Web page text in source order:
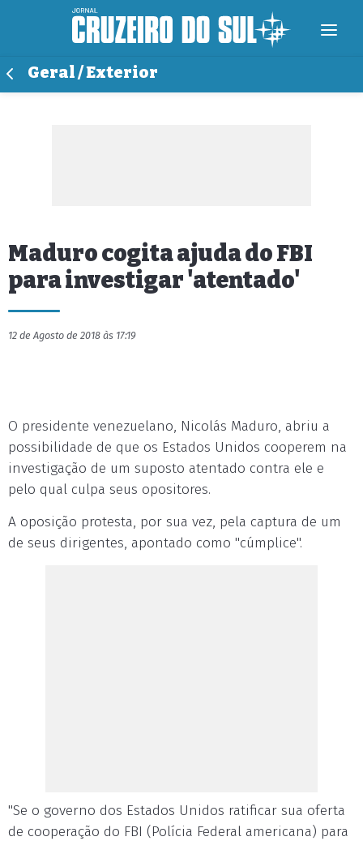
Geral / Exterior
Maduro cogita ajuda do FBI
para investigar 'atentado'
12 de Agosto de 2018 às 17:19
O presidente venezuelano, Nicolás Maduro, abriu a
possibilidade de que os Estados Unidos cooperem na
investigação de um suposto atentado contra ele e
pelo qual culpa seus opositores.
A oposição protesta, por sua vez, pela captura de um
de seus dirigentes, apontado como "cúmplice".
"Se o governo dos Estados Unidos ratificar sua oferta
de cooperação do FBI (Polícia Federal americana) para